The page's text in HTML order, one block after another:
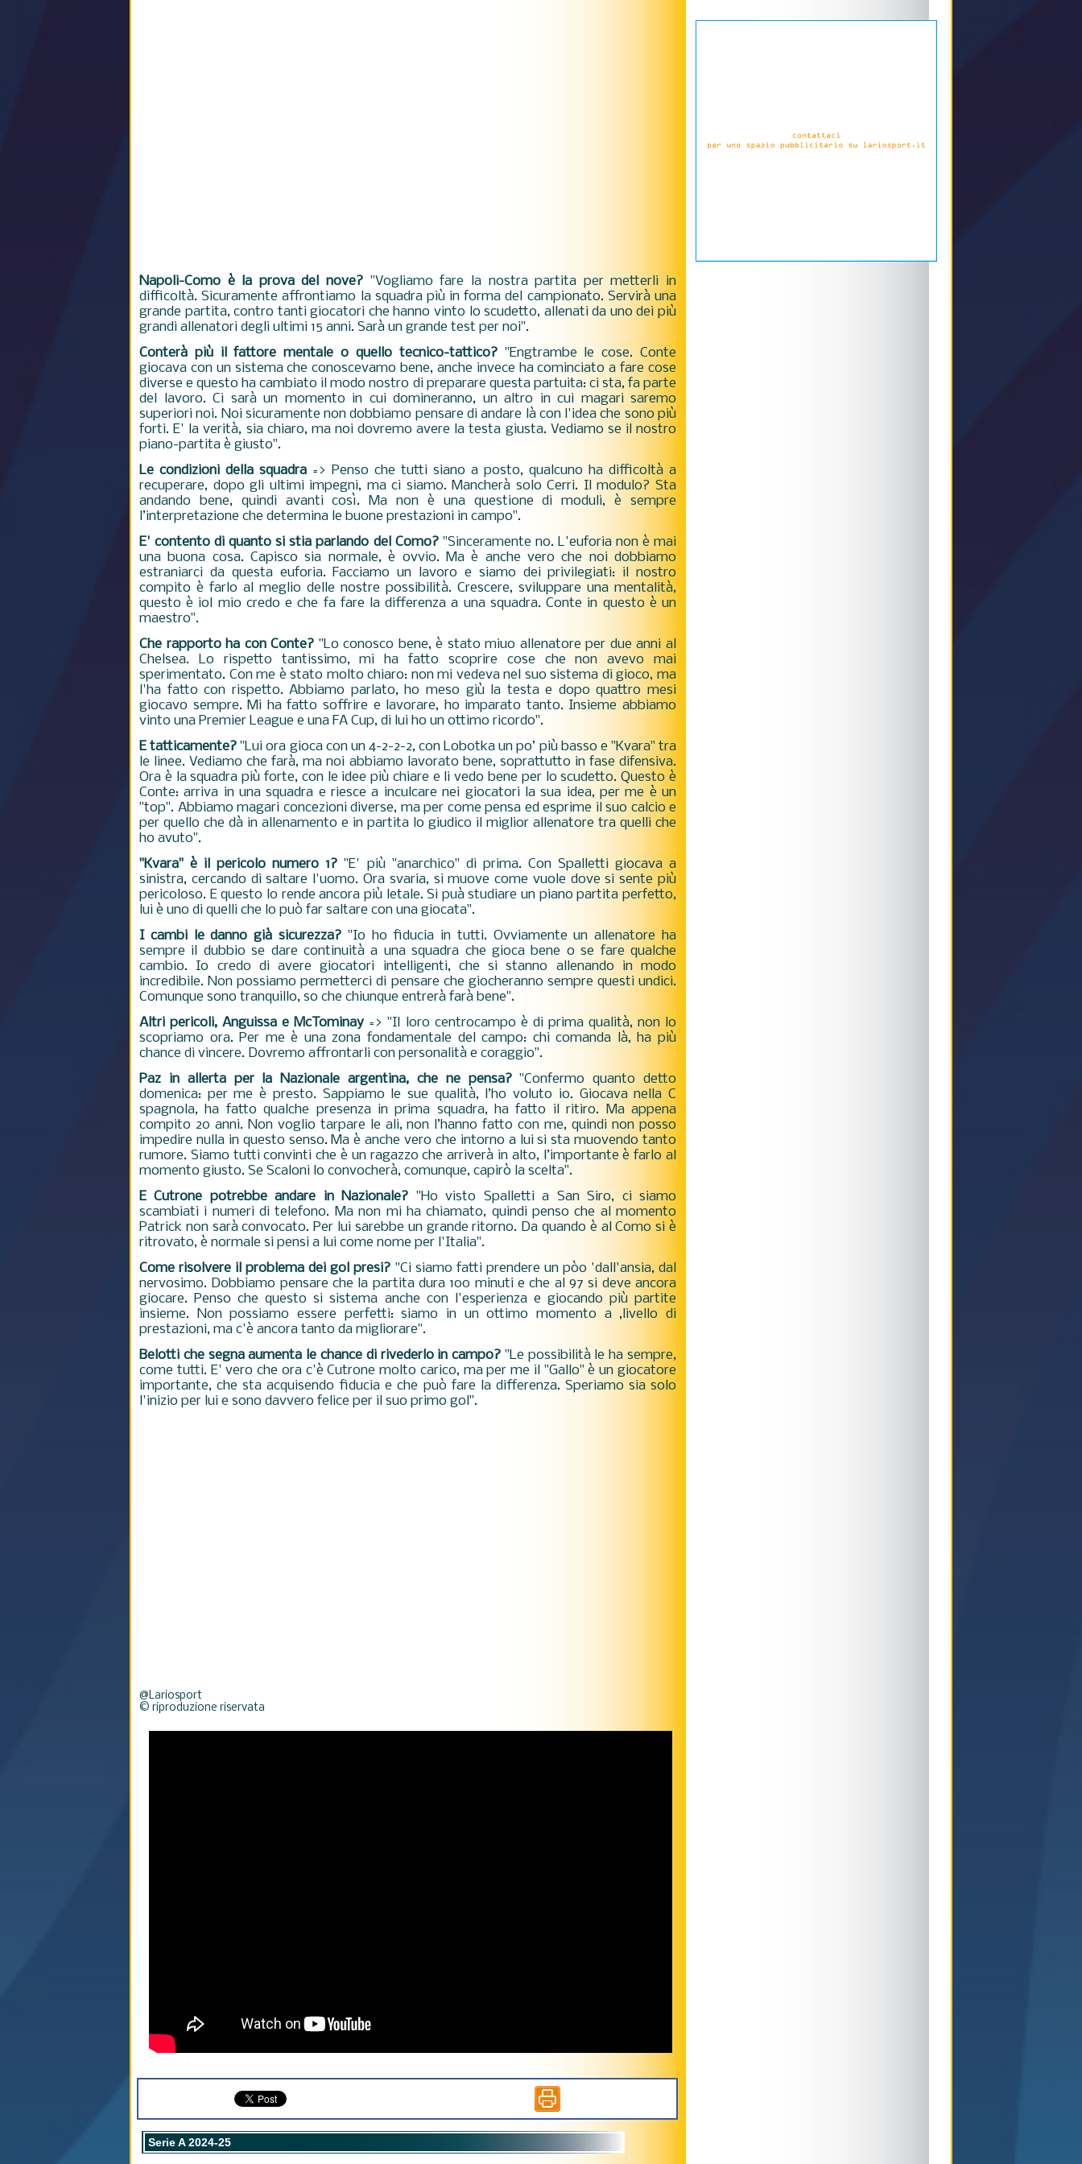
Napoli-Como è la prova del nove? "Vogliamo fare la nostra partita per metterli in
difficoltà. Sicuramente affrontiamo la squadra più in forma del campionato. Servirà una
grande partita, contro tanti giocatori che hanno vinto lo scudetto, allenati da uno dei più
grandi allenatori degli ultimi 15 anni. Sarà un grande test per noi".
Conterà più il fattore mentale o quello tecnico-tattico?"Engtrambe le cose. Conte
giocava con un sistema che conoscevamo bene, anche invece ha cominciato a fare cose
diverse e questo ha cambiato il modo nostro di preparare questa partuita: ci sta, fa parte
del lavoro. Ci sarà un momento in cui domineranno, un altro in cui magari saremo
superiori noi. Noi sicuramente non dobbiamo pensare di andare là con l'idea che sono più
forti. E' la verità, sia chiaro, ma noi dovremo avere la testa giusta. Vediamo se il nostro
piano-partita è giusto".
Le condizioni della squadra => Penso che tutti siano a posto, qualcuno ha difficoltà a
recuperare, dopo gli ultimi impegni, ma ci siamo. Mancherà solo Cerri. Il modulo? Sta
andando bene, quindi avanti così. Ma non è una questione di moduli, è sempre
l’interpretazione che determina le buone prestazioni in campo".
E' contento di quanto si stia parlando del Como?"Sinceramente no. L'euforia non è mai
una buona cosa. Capisco sia normale, è ovvio. Ma è anche vero che noi dobbiamo
estraniarci da questa euforia. Facciamo un lavoro e siamo dei privilegiati: il nostro
compito è farlo al meglio delle nostre possibilità. Crescere, sviluppare una mentalità,
questo è iol mio credo e che fa fare la differenza a una squadra. Conte in questo è un
maestro".
Che rapporto ha con Conte? "Lo conosco bene, è stato miuo allenatore per due anni al
Chelsea. Lo rispetto tantissimo, mi ha fatto scoprire cose che non avevo mai
sperimentato. Con me è stato molto chiaro: non mi vedeva nel suo sistema di gioco, ma
l'ha fatto con rispetto. Abbiamo parlato, ho meso giù la testa e dopo quattro mesi
giocavo sempre. Mi ha fatto soffrire e lavorare, ho imparato tanto. Insieme abbiamo
vinto una Premier League e una FA Cup, di lui ho un ottimo ricordo".
E tatticamente? "Lui ora gioca con un 4-2-2-2, con Lobotka un po’ più basso e "Kvara" tra
le linee. Vediamo che farà, ma noi abbiamo lavorato bene, soprattutto in fase difensiva.
Ora è la squadra più forte, con le idee più chiare e li vedo bene per lo scudetto. Questo è
Conte: arriva in una squadra e riesce a inculcare nei giocatori la sua idea, per me è un
"top". Abbiamo magari concezioni diverse, ma per come pensa ed esprime il suo calcio e
per quello che dà in allenamento e in partita lo giudico il miglior allenatore tra quelli che
ho avuto".
"Kvara" è il pericolo numero 1? "E' più "anarchico" di prima. Con Spalletti giocava a
sinistra, cercando di saltare l'uomo. Ora svaria, si muove come vuole dove si sente più
pericoloso. E questo lo rende ancora più letale. Si puà studiare un piano partita perfetto,
lui è uno di quelli che lo può far saltare con una giocata".
I cambi le danno già sicurezza?"Io ho fiducia in tutti. Ovviamente un allenatore ha
sempre il dubbio se dare continuità a una squadra che gioca bene o se fare qualche
cambio. Io credo di avere giocatori intelligenti, che si stanno allenando in modo
incredibile. Non possiamo permetterci di pensare che giocheranno sempre questi undici.
Comunque sono tranquillo, so che chiunque entrerà farà bene".
Altri pericoli, Anguissa e McTominay => "Il loro centrocampo è di prima qualità, non lo
scopriamo ora. Per me è una zona fondamentale del campo: chi comanda là, ha più
chance di vincere. Dovremo affrontarli con personalità e coraggio".
Paz in allerta per la Nazionale argentina, che ne pensa?"Confermo quanto detto
domenica: per me è presto. Sappiamo le sue qualità, l’ho voluto io. Giocava nella C
spagnola, ha fatto qualche presenza in prima squadra, ha fatto il ritiro. Ma appena
compito 20 anni. Non voglio tarpare le ali, non l’hanno fatto con me, quindi non posso
impedire nulla in questo senso. Ma è anche vero che intorno a lui si sta muovendo tanto
rumore. Siamo tutti convinti che è un ragazzo che arriverà in alto, l’importante è farlo al
momento giusto. Se Scaloni lo convocherà, comunque, capirò la scelta".
E Cutrone potrebbe andare in Nazionale? "Ho visto Spalletti a San Siro, ci siamo
scambiati i numeri di telefono. Ma non mi ha chiamato, quindi penso che al momento
Patrick non sarà convocato. Per lui sarebbe un grande ritorno. Da quando è al Como si è
ritrovato, è normale si pensi a lui come nome per l'Italia".
Come risolvere il problema dei gol presi? "Ci siamo fatti prendere un pòo 'dall'ansia, dal
nervosimo. Dobbiamo pensare che la partita dura 100 minuti e che al 97 si deve ancora
giocare. Penso che questo si sistema anche con l'esperienza e giocando più partite
insieme. Non possiamo essere perfetti: siamo in un ottimo momento a ,livello di
prestazioni, ma c'è ancora tanto da migliorare".
Belotti che segna aumenta le chance di rivederlo in campo? "Le possibilità le ha sempre,
come tutti. E' vero che ora c'è Cutrone molto carico, ma per me il "Gallo" è un giocatore
importante, che sta acquisendo fiducia e che può fare la differenza. Speriamo sia solo
l'inizio per lui e sono davvero felice per il suo primo gol".
@Lariosport
© riproduzione riservata
Serie A 2024-25